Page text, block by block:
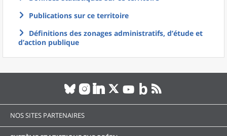
Publications sur ce territoire
Définitions des zonages administratifs, d’étude et
d’action publique
NOS SITES PARTENAIRES